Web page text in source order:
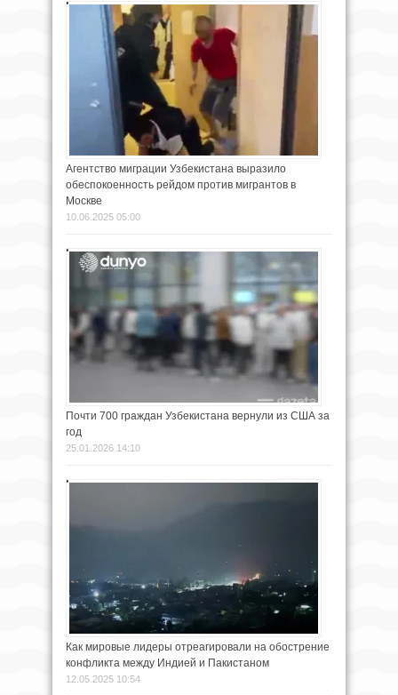
Агентство миграции Узбекистана выразило
обеспокоенность рейдом против мигрантов в
Москве
10.06.2025 05:00
Почти 700 граждан Узбекистана вернули из США за
год
25.01.2026 14:10
Как мировые лидеры отреагировали на обострение
конфликта между Индией и Пакистаном
12.05.2025 10:54